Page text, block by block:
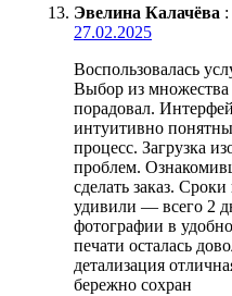
Эвелина Калачёва :
27.02.2025
Воспользовалась
Выбор из множества
порадовал.
интуитивно
процесс. Загрузка
проблем.
сделать заказ.
удивили — всего 2
фотографии в
печати осталась
детализация
бережно сохран